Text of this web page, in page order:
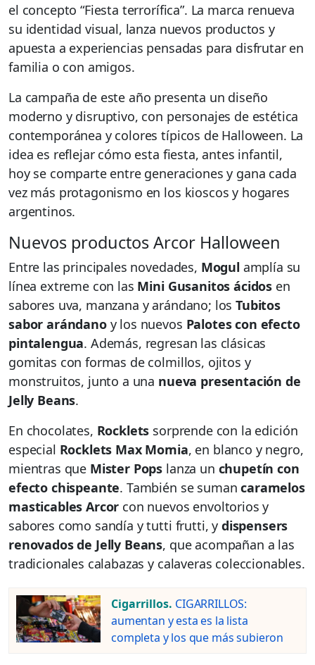
el concepto “Fiesta terrorífica”. La marca renueva
su identidad visual, lanza nuevos productos y
apuesta a experiencias pensadas para disfrutar en
familia o con amigos.
La campaña de este año presenta un diseño
moderno y disruptivo, con personajes de estética
contemporánea y colores típicos de Halloween. La
idea es reflejar cómo esta fiesta, antes infantil,
hoy se comparte entre generaciones y gana cada
vez más protagonismo en los kioscos y hogares
argentinos.
Nuevos productos Arcor Halloween
Entre las principales novedades, Mogul amplía su
línea extreme con las Mini Gusanitos ácidos en
sabores uva, manzana y arándano; losTubitos
sabor arándanoy los nuevos Palotes con efecto
pintalengua. Además, regresan las clásicas
gomitas con formas de colmillos, ojitos y
monstruitos, junto a una nueva presentación de
Jelly Beans.
En chocolates, Rocklets sorprende con la edición
especial Rocklets Max Momia, en blanco y negro,
mientras que Mister Pops lanza un chupetín con
efecto chispeante. También se sumancaramelos
masticables Arcor con nuevos envoltorios y
sabores como sandía y tutti frutti, y dispensers
renovados de Jelly Beans, que acompañan a las
tradicionales calabazas y calaveras coleccionables.
Cigarrillos. CIGARRILLOS:
aumentan y esta es la lista
completa y los que más subieron